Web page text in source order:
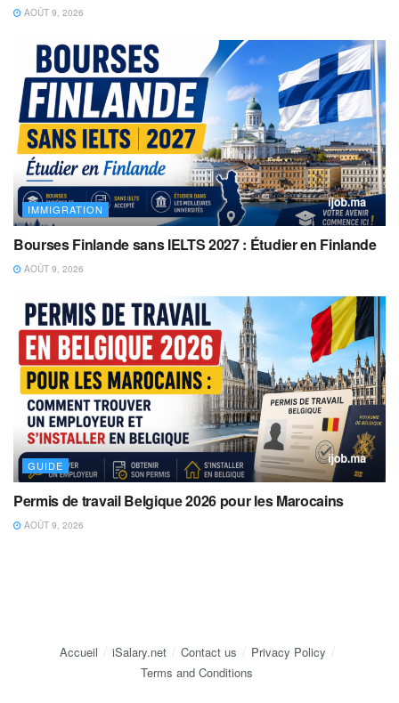
AOÛT 9, 2026
IMMIGRATION
Bourses Finlande sans IELTS 2027 : Étudier en Finlande
AOÛT 9, 2026
GUIDE
Permis de travail Belgique 2026 pour les Marocains
AOÛT 9, 2026
Accueil iSalary.net Contact us
Privacy Policy
Terms and Conditions